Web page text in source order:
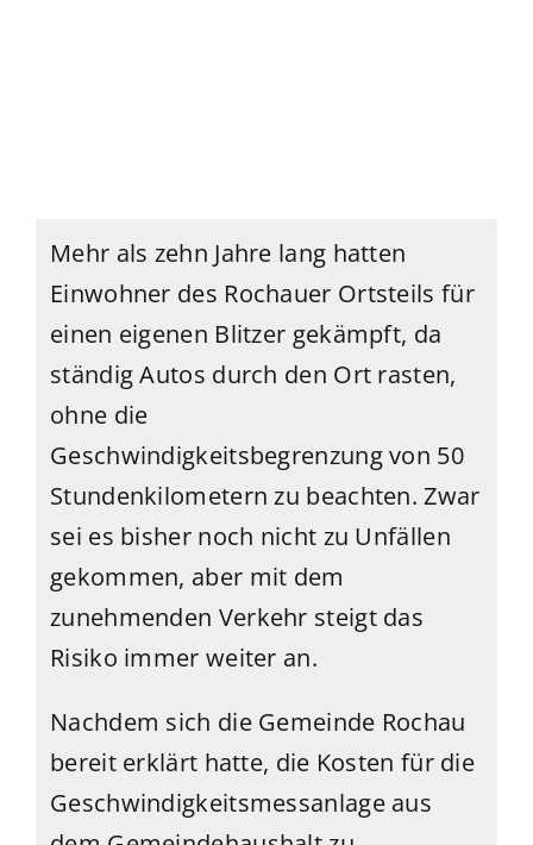
Mehr als zehn Jahre lang hatten
Einwohner des Rochauer Ortsteils für
einen eigenen Blitzer gekämpft, da
ständig Autos durch den Ort rasten,
ohne die
Geschwindigkeitsbegrenzung von 50
Stundenkilometern zu beachten. Zwar
sei es bisher noch nicht zu Unfällen
gekommen, aber mit dem
zunehmenden Verkehr steigt das
Risiko immer weiter an.
Nachdem sich die Gemeinde Rochau
bereit erklärt hatte, die Kosten für die
Geschwindigkeitsmessanlage aus